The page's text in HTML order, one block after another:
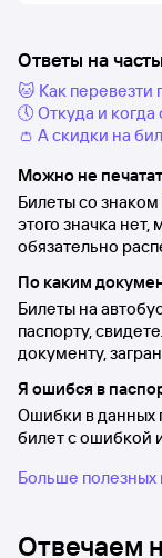
Ответы на
🐱 Как перевезти
🕔 Откуда и когда
👛 А скидки на
Можно не
Билеты со знаком
этого значка
обязательно
По каким
Билеты на
паспорту,
документу,
Я ошибся в
Ошибки в данных
билет с ошибкой
Больше полезных
Отвечаем